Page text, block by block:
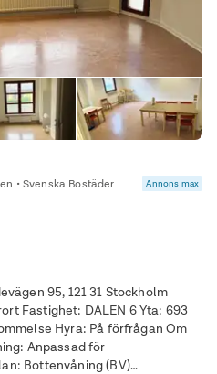
• Svenska Bostäder Annons max
95, 121 31 Stockholm
Fastighet: DALEN 6 Yta: 693
Hyra: På förfrågan Om
Anpassad för
Bottenvåning (BV)